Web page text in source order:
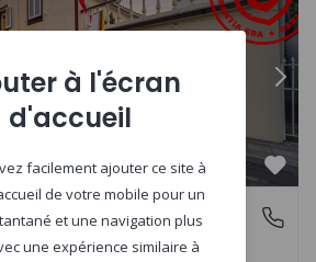
de São Miguel
de São Miguel
à l'écran
d'accueil
facilement ajouter ce site à
de votre mobile pour un
et une navigation plus
une expérience similaire à